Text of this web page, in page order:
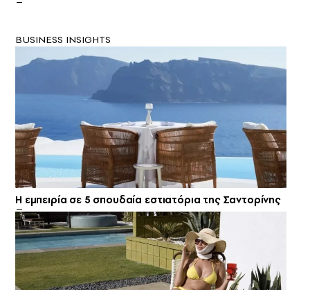
BUSINESS INSIGHTS
Η εμπειρία σε 5 σπουδαία εστιατόρια της Σαντορίνης